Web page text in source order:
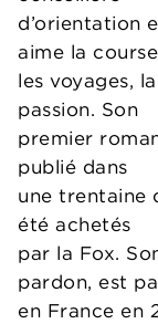
d’orientation
aime la
les voyages,
passion. Son
premier
publié dans
une trentaine
été achetés
par la Fox.
pardon, est
en France en